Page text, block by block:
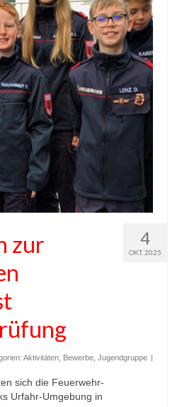
4
OKT. 2025
zur
Aktivitäten Bewerbe Jugendgruppe |
sich die Feuerwehr-
Urfahr-Umgebung in